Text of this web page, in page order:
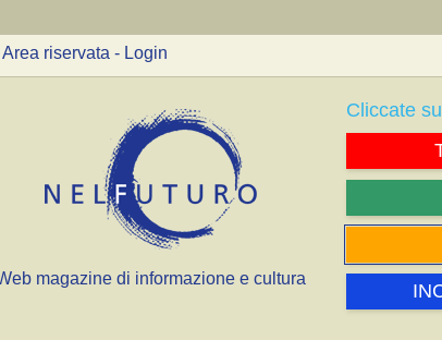
Area riservata - Login
magazine di informazione e cultura
Cliccate